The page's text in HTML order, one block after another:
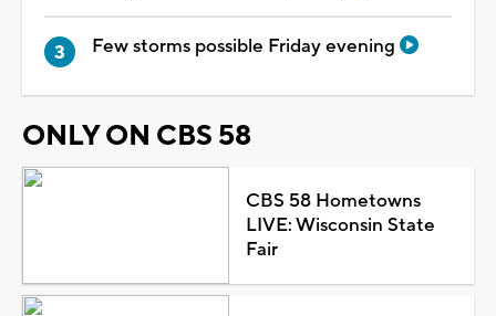
Few storms possible Friday evening
ONLY ON CBS 58
CBS 58 Hometowns
LIVE: Wisconsin State
Fair